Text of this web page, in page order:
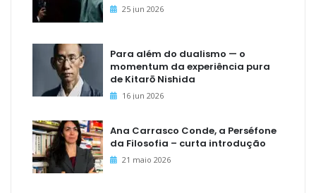
25 jun 2026
Para além do dualismo — o
momentum da experiência pura
de Kitarō Nishida
16 jun 2026
Ana Carrasco Conde, a Perséfone
da Filosofia – curta introdução
21 maio 2026